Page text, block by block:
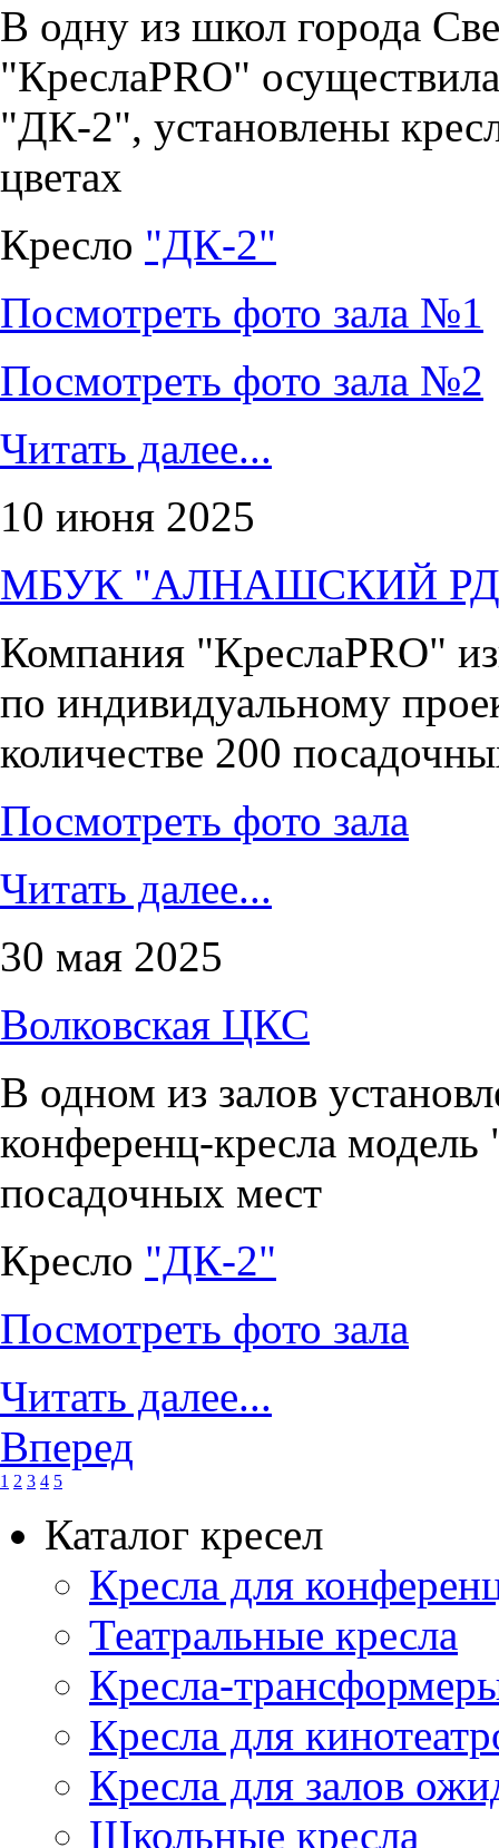
В одну из школ города
"КреслаPRO"
"ДК-2", установлены
цветах
Кресло "ДК-2"
Посмотреть фото зала №1
Посмотреть фото зала №2
Читать далее...
10 июня 2025
МБУК "АЛНАШСКИЙ
Компания "КреслаPRO"
по индивидуальному
количестве 200
Посмотреть фото зала
Читать далее...
30 мая 2025
Волковская ЦКС
В одном из залов
конференц-кресла
посадочных мест
Кресло "ДК-2"
Посмотреть фото зала
Читать далее...
Вперед
1 2 3 4 5
Каталог кресел
Кресла для
Театральные кресла
Кресла-
Кресла для
Кресла для залов
Школьные кресла